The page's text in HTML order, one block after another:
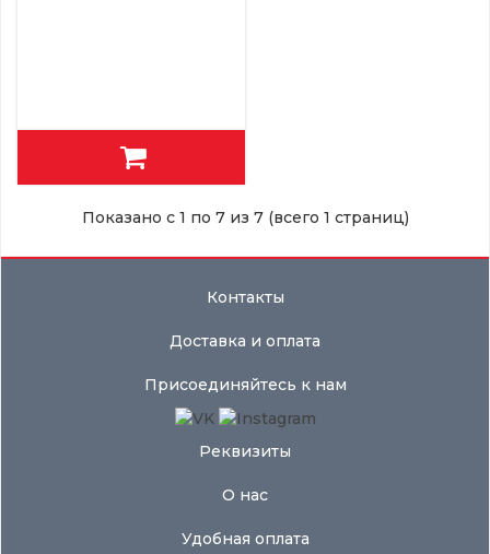
Показано с 1 по 7 из 7 (всего 1 страниц)
Контакты
Доставка и оплата
Присоединяйтесь к нам
Реквизиты
О нас
Удобная оплата